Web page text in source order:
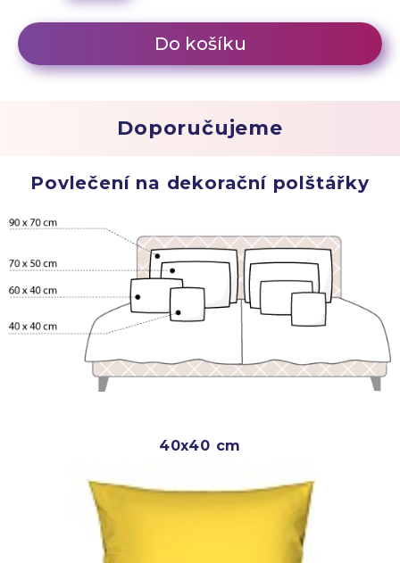
Do košíku
Doporučujeme
Povlečení na dekorační polštářky
40x40 cm